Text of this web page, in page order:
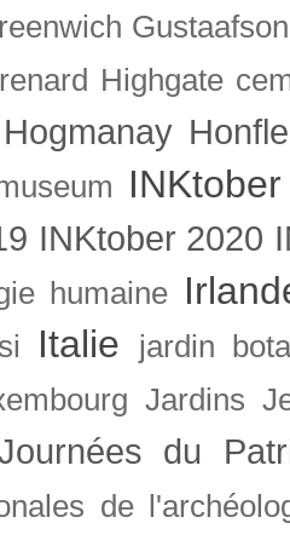
Gustaafson
Highgate
Hogmanay
INKtober
INKtober 2020
humaine
Italie
jardin
Jardins
du
de